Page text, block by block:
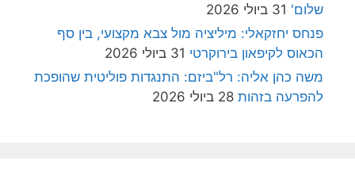
שלום' 31 ביולי 2026
פנחס יחזקאלי: מיליציה מול צבא מקצועי, בין סף
הכאוס לקיפאון בירוקרטי 31 ביולי 2026
משה כהן אליה: רל"ביזם: התנגדות פוליטית שהופכת
להפרעה בזהות 28 ביולי 2026